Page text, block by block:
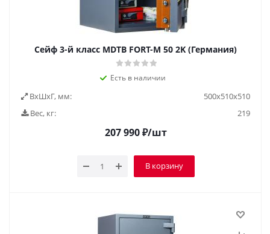
Сейф 3-й класс MDTB FORT-M 50 2K (Германия)
Есть в наличии
ВxШxГ, мм:
500x510x510
Вес, кг:
219
207 990₽/шт
В корзину